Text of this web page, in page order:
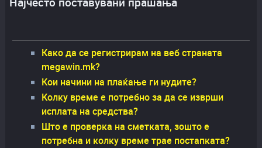
Како да се регистрирам на веб страната
megawin.mk?
Кои начини на плаќање ги нудите?
Колку време е потребно за да се изврши
исплата на средства?
Што е проверка на сметката, зошто е
потребна и колку време трае постапката?